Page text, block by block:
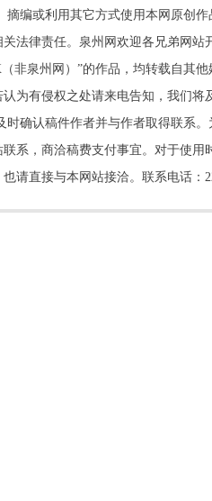
编或利用其它方式使用本网原创
法律责任。泉州网欢迎各兄弟网站
非泉州网）”的作品，均转载自其
为有侵权之处请来电告知，我们将
确认稿件作者并与作者取得联系
系，商洽稿费支付事宜。对于使
请直接与本网站接洽。联系电话：